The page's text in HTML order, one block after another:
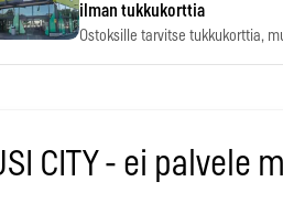
ilman tukkukorttia
Ostoksille tarvitse tukkukorttia,
CITY - ei palvele